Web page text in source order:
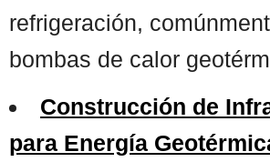
refrigeración,
bombas de calor
Construcción de
para Energía